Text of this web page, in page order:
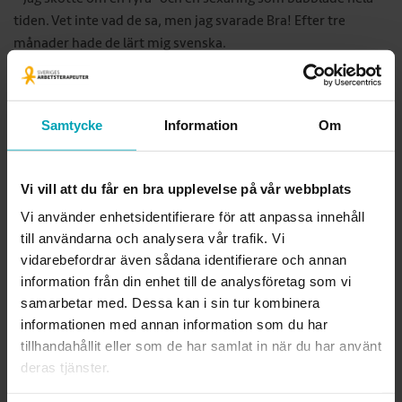
Samtycke Information Om
Vi vill att du får en bra upplevelse på vår webbplats
Vi använder enhetsidentifierare för att anpassa innehåll
till användarna och analysera vår trafik. Vi
vidarebefordrar även sådana identifierare och annan
information från din enhet till de analysföretag som vi
samarbetar med. Dessa kan i sin tur kombinera
informationen med annan information som du har
tillhandahållit eller som de har samlat in när du har använt
deras tjänster.
tiden. Vet inte vad de sa, men jag svarade Bra! Efter tre
månader hade de lärt mig svenska.
Efter en sväng i Uppsala och nordiska språk valde Frida
arbetsterapeutprogrammet. Hon hade kommit i kontakt
med arbetsterapeuter redan på Island, som hon träffade
bland annat för sin adhd. Hon säger att de gav henne makt
oss”. Nu vill hon hjälpa andra.
– Jag blir klar nästa sommar och vill jobba på en
beroendemottagning – det är inte så många
arbetsterapeuter som jobbar där, men det vill jag.
Hur tog Frida emot prisetpå sociala medier? Med tre stycken
”va?-otroligt-på allvar?”-emojisar 😱😱😱 och
kommentaren: ”Här kommer resten av dagen fokusera på